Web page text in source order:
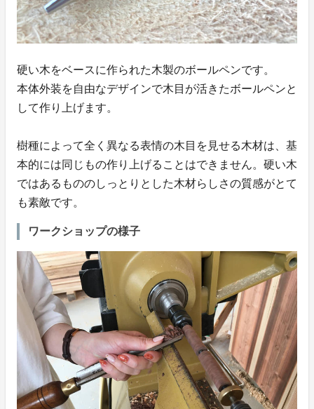
硬い木をベースに作られた木製のボールペンです。
本体外装を自由なデザインで木目が活きたボールペンと
して作り上げます。
樹種によって全く異なる表情の木目を見せる木材は、基
本的には同じもの作り上げることはできません。硬い木
ではあるもののしっとりとした木材らしさの質感がとて
も素敵です。
ワークショップの様子